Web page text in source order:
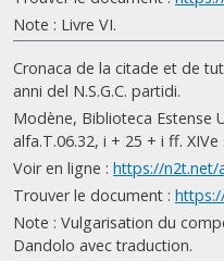
Note : Livre VI.
Cronaca de la citade et de
anni del N.S.G.C. partidi.
Modène, Biblioteca Estense
alfa.T.06.32, i + 25 + i ff. XIVe
Voir en ligne : https://n2t.net/
Trouver le document :
Note : Vulgarisation du
Dandolo avec traduction.